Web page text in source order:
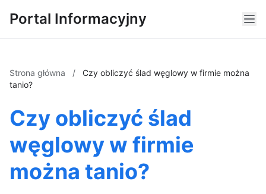
Portal Informacyjny
Strona główna /
Czy obliczyć ślad węglowy w firmie można
tanio?
Czy obliczyć ślad
węglowy w firmie
można tanio?